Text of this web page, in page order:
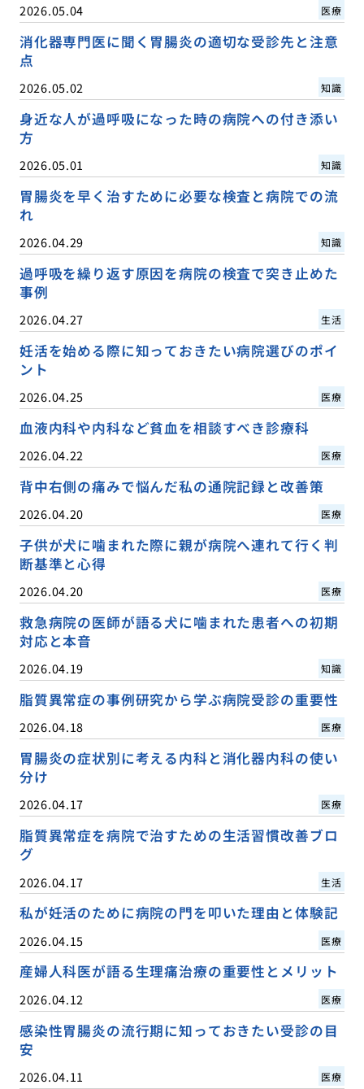
2026.05.04 医療
消化器専門医に聞く胃腸炎の適切な受診先と注意
点
2026.05.02 知識
身近な人が過呼吸になった時の病院への付き添い
方
2026.05.01 知識
胃腸炎を早く治すために必要な検査と病院での流
れ
2026.04.29 知識
過呼吸を繰り返す原因を病院の検査で突き止めた
事例
2026.04.27 生活
妊活を始める際に知っておきたい病院選びのポイ
ント
2026.04.25 医療
血液内科や内科など貧血を相談すべき診療科
2026.04.22 医療
背中右側の痛みで悩んだ私の通院記録と改善策
2026.04.20 医療
子供が犬に噛まれた際に親が病院へ連れて行く判
断基準と心得
2026.04.20 医療
救急病院の医師が語る犬に噛まれた患者への初期
対応と本音
2026.04.19 知識
脂質異常症の事例研究から学ぶ病院受診の重要性
2026.04.18 医療
胃腸炎の症状別に考える内科と消化器内科の使い
分け
2026.04.17 医療
脂質異常症を病院で治すための生活習慣改善ブロ
グ
2026.04.17 生活
私が妊活のために病院の門を叩いた理由と体験記
2026.04.15 医療
産婦人科医が語る生理痛治療の重要性とメリット
2026.04.12 医療
感染性胃腸炎の流行期に知っておきたい受診の目
安
2026.04.11 医療